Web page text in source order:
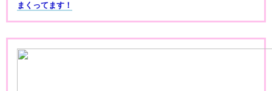
まくってます！